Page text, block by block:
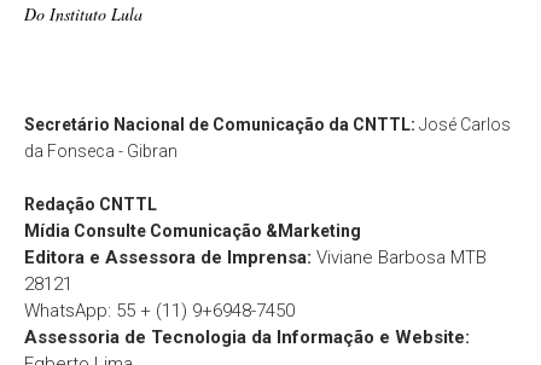
Do Instituto Lula
Secretário Nacional de Comunicação da CNTTL: José Carlos
da Fonseca - Gibran
Redação CNTTL
Mídia Consulte Comunicação &Marketing
Editora e Assessora de Imprensa: Viviane Barbosa MTB
28121
WhatsApp: 55 + (11) 9+6948-7450
Assessoria de Tecnologia da Informação e Website: